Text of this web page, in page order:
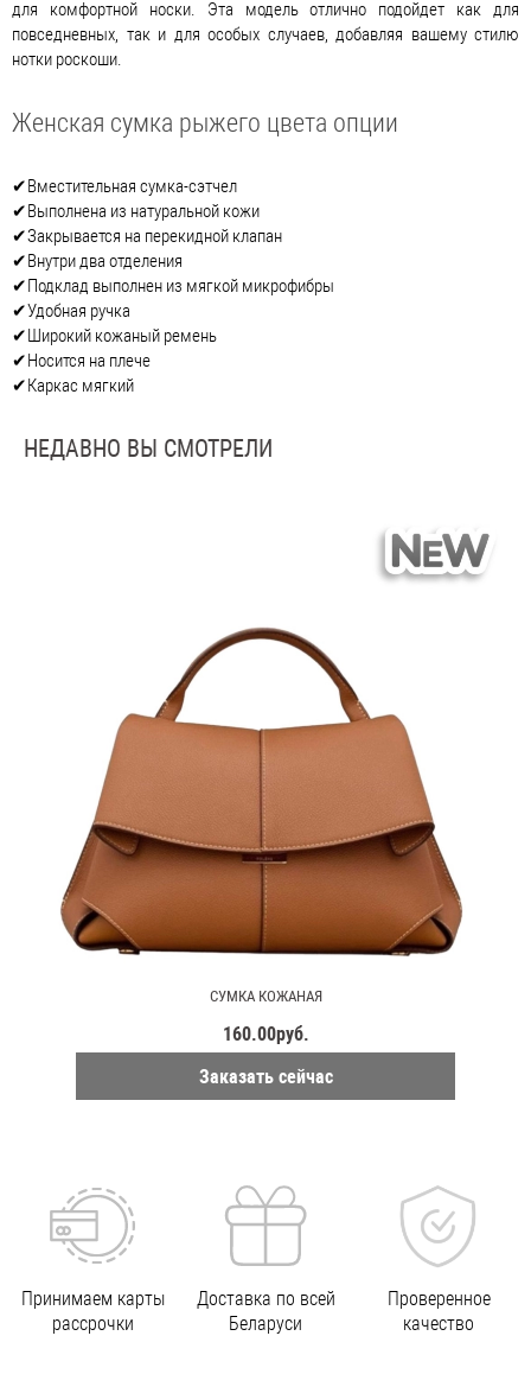
для комфортной носки. Эта модель отлично подойдет как для
повседневных, так и для особых случаев, добавляя вашему стилю
нотки роскоши.
Женская сумка рыжего цвета опции
✔Вместительная сумка-сэтчел
✔Выполнена из натуральной кожи
✔Закрывается на перекидной клапан
✔Внутри два отделения
✔Подклад выполнен из мягкой микрофибры
✔Удобная ручка
✔Широкий кожаный ремень
✔Носится на плече
✔Каркас мягкий
НЕДАВНО ВЫ СМОТРЕЛИ
СУМКА КОЖАНАЯ
160.00руб.
Заказать сейчас
Принимаем карты
рассрочки
Доставка по всей
Беларуси
Проверенное
качество